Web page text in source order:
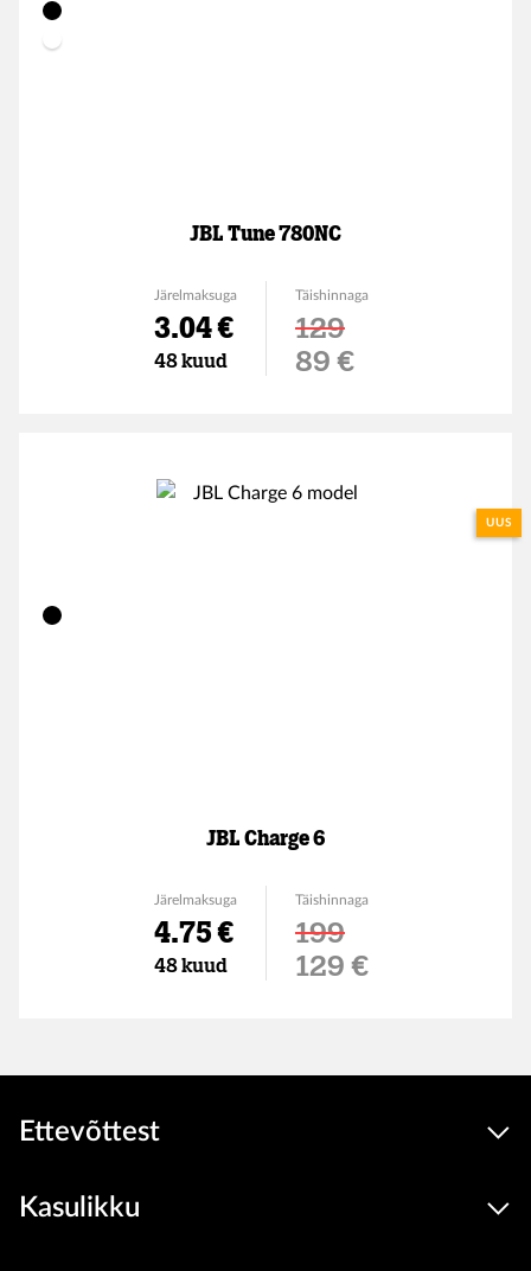
JBL Tune 780NC
Järelmaksuga
3.04 €
48 kuud
Täishinnaga
129
Soodushind
89 €
UUS
JBL Charge 6
Järelmaksuga
4.75 €
48 kuud
Täishinnaga
199
Soodushind
129 €
Ettevõttest
Kasulikku